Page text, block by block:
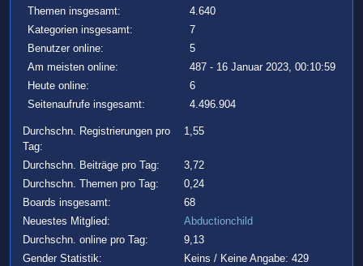
Themen insgesamt:
4.640
Kategorien insgesamt:
7
Benutzer online:
5
Am meisten online:
487 - 16 Januar 2023, 00:10:59
Heute online:
6
Seitenaufrufe insgesamt:
4.496.904
Durchschn. Registrierungen pro
Tag:
1,55
Durchschn. Beiträge pro Tag:
3,72
Durchschn. Themen pro Tag:
0,24
Boards insgesamt:
68
Neuestes Mitglied:
Abductionchild
Durchschn. online pro Tag:
9,13
Gender Statistik:
Keins / Keine Angabe: 429